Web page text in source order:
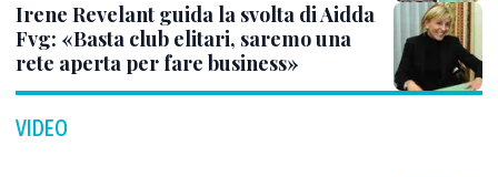
Irene Revelant guida la svolta di Aidda
Fvg: «Basta club elitari, saremo una
rete aperta per fare business»
VIDEO